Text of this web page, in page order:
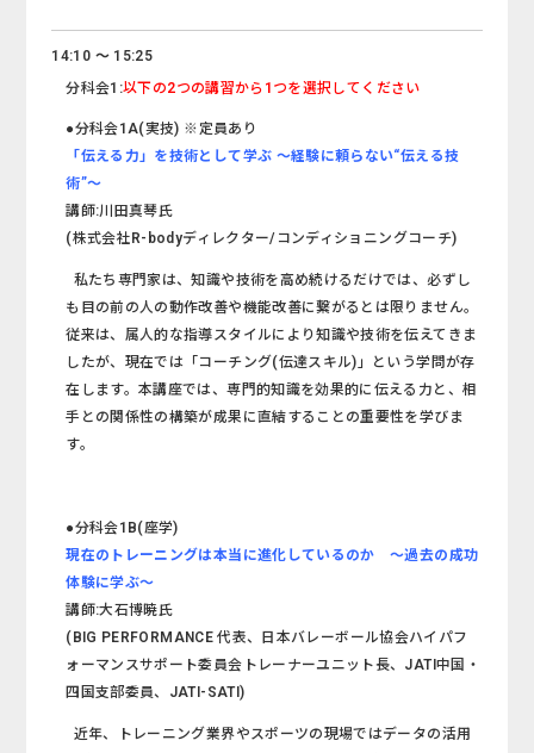
14:10 ～ 15:25
分科会1:以下の2つの講習から1つを選択してください
●分科会1A(実技) ※定員あり
「伝える力」を技術として学ぶ ～経験に頼らない“伝える技
術”～
講師:川田真琴氏
(株式会社R-bodyディレクター/コンディショニングコーチ)
私たち専門家は、知識や技術を高め続けるだけでは、必ずし
も目の前の人の動作改善や機能改善に繋がるとは限りません。
従来は、属人的な指導スタイルにより知識や技術を伝えてきま
したが、現在では「コーチング(伝達スキル)」という学問が存
在します。本講座では、専門的知識を効果的に伝える力と、相
手との関係性の構築が成果に直結することの重要性を学びま
す。
●分科会1B(座学)
現在のトレーニングは本当に進化しているのか ～過去の成功
体験に学ぶ～
講師:大石博暁氏
(BIG PERFORMANCE 代表、日本バレーボール協会ハイパフ
ォーマンスサポート委員会トレーナーユニット長、JATI中国・
四国支部委員、JATI-SATI)
近年、トレーニング業界やスポーツの現場ではデータの活用